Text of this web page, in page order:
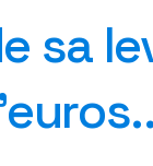
sa